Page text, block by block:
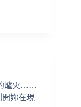
爐火……
妳在現